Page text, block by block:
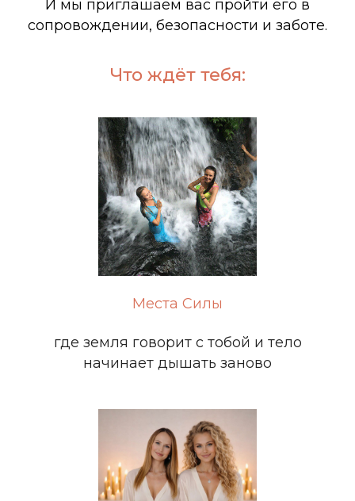
И мы приглашаем вас пройти его в
сопровождении, безопасности и заботе.
Что ждёт тебя:
Места Силы
где земля говорит с тобой и тело
начинает дышать заново